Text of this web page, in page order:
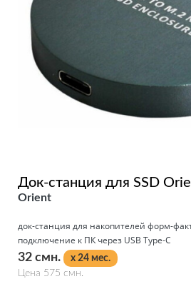
Док-станция для SSD
Orient
док-станция для накопителей форм-
подключение к ПК через USB Type-C
32 смн.
x 24 мес.
Цена 575 смн.